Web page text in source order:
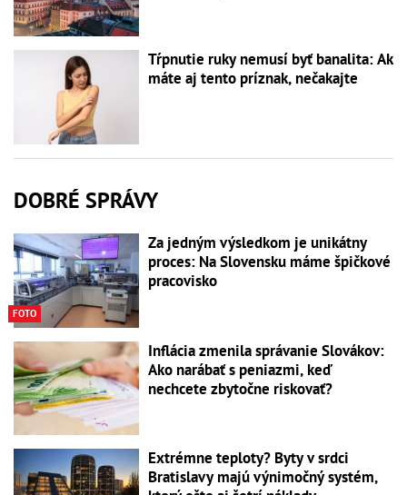
Tŕpnutie ruky nemusí byť banalita: Ak
máte aj tento príznak, nečakajte
DOBRÉ SPRÁVY
FOTO
Za jedným výsledkom je unikátny
proces: Na Slovensku máme špičkové
pracovisko
Inflácia zmenila správanie Slovákov:
Ako narábať s peniazmi, keď
nechcete zbytočne riskovať?
Extrémne teploty? Byty v srdci
Bratislavy majú výnimočný systém,